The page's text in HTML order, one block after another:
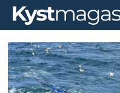
Tag:
forsøpling